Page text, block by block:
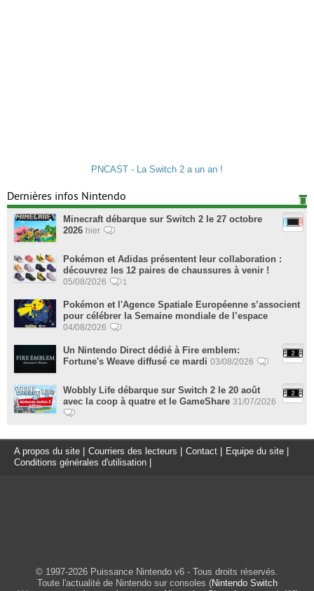
PNCAST - La Switch 2 a un an !
Dernières infos Nintendo
Minecraft débarque sur Switch 2 le 27 octobre
2026 hier
Pokémon et Adidas présentent leur collaboration :
découvrez les 12 paires de chaussures à venir !
05/08/2026 1
Pokémon et l'Agence Spatiale Européenne s’associent
pour célébrer la Semaine mondiale de l’espace
04/08/2026
Un Nintendo Direct dédié à Fire emblem:
Fortune's Weave diffusé ce mardi 03/08/2026
Wobbly Life débarque sur Switch 2 le 20 août
avec la coop à quatre et le GameShare 31/07/2026
A propos du site Courriers des lecteurs Contact Equipe du site
Conditions générales d'utilisation
© 1997-2026 Puissance Nintendo v6 - Tous droits réservés.
Toute l'actualité de Nintendo sur consoles (Nintendo Switch